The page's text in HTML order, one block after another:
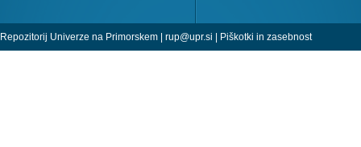
Repozitorij Univerze na Primorskem | rup@upr.si | Piškotki in zasebnost